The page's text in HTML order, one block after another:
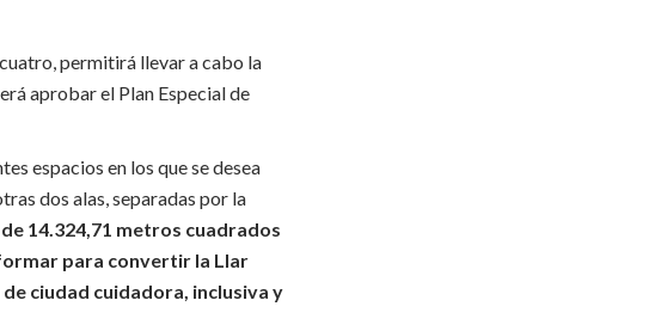
permitirá llevar a cabo la
aprobar el Plan Especial de
espacios en los que se desea
dos alas, separadas por la
14.324,71 metros cuadrados
para convertir la Llar
ciudad cuidadora, inclusiva y